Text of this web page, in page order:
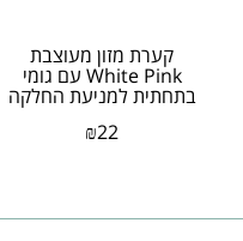
קערת מזון מעוצבת
White Pink עם גומי
בתחתית למניעת החלקה
₪22